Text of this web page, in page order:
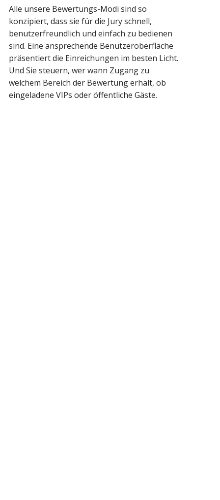
Alle unsere Bewertungs-Modi sind so
konzipiert, dass sie für die Jury schnell,
benutzerfreundlich und einfach zu bedienen
sind. Eine ansprechende Benutzeroberfläche
präsentiert die Einreichungen im besten Licht.
Und Sie steuern, wer wann Zugang zu
welchem Bereich der Bewertung erhält, ob
eingeladene VIPs oder öffentliche Gäste.